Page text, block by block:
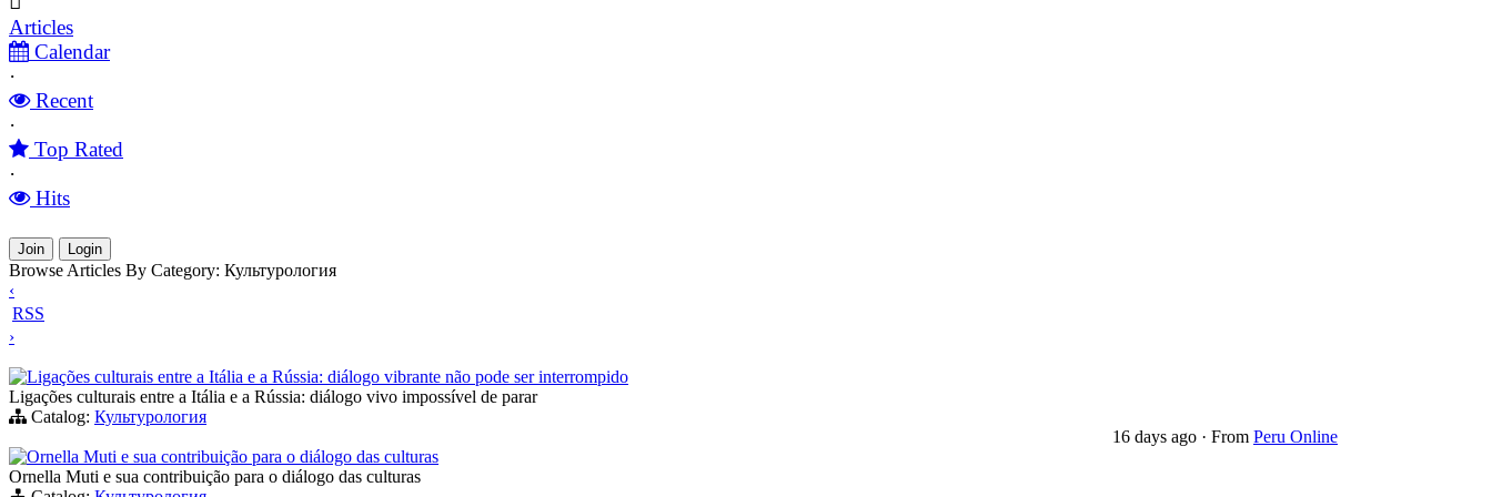
Articles
Calendar
·
Recent
·
Top Rated
·
Hits
Join Login
Browse Articles By Category: Культурология
‹
RSS
›
Ligações culturais entre a Itália e a Rússia: diálogo vibrante não pode ser interrompido
Ligações culturais entre a Itália e a Rússia: diálogo vivo impossível de parar
Catalog: Культурология
16 days ago · From Peru Online
Ornella Muti e sua contribuição para o diálogo das culturas
Ornella Muti e sua contribuição para o diálogo das culturas